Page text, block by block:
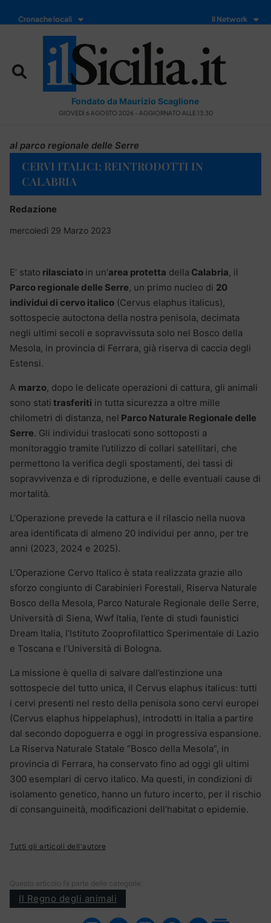
Cronache locali Il Network
Fondato da Maurizio Scaglione
GIOVEDÌ 6 AGOSTO 2026 - AGGIORNATO ALLE 13:30
al parco regionale delle Serre
CERVI ITALICI: REINTRODOTTI IN
CALABRIA
Redazione
mercoledì 29 Marzo 2023
E’ stato rilasciato in un’area protetta della Calabria, il
Parco regionale delle Serre, un primo nucleo di 20
individui di cervo italico (Cervus elaphus italicus),
sottospecie autoctona della nostra penisola, decimata
negli ultimi secoli e sopravvissuta solo nel Bosco della
Mesola, in provincia di Ferrara, già riserva di caccia degli
Estensi.
A marzo, dopo le delicate operazioni di cattura, gli animali
sono stati trasferiti in tutta sicurezza a oltre mille
chilometri di distanza, nel Parco Naturale Regionale delle
Serre. Gli individui traslocati sono sottoposti a
monitoraggio tramite l’utilizzo di collari satellitari, che
permettono la verifica degli spostamenti, dei tassi di
sopravvivenza e di riproduzione, e delle eventuali cause di
mortalità.
L’Operazione prevede la cattura e il rilascio nella nuova
area identificata di almeno 20 individui per anno, per tre
anni (2023, 2024 e 2025).
L’Operazione Cervo Italico è stata realizzata grazie allo
sforzo congiunto di Carabinieri Forestali, Riserva Naturale
Bosco della Mesola, Parco Naturale Regionale delle Serre,
Università di Siena, Wwf Italia, l’ente di studi faunistici
Dream Italia, l’Istituto Zooprofilattico Sperimentale di Lazio
e Toscana e l’Università di Bologna.
La missione è quella di salvare dall’estinzione una
sottospecie del tutto unica, il Cervus elaphus italicus: tutti
i cervi presenti nel resto della penisola sono cervi europei
(Cervus elaphus hippelaphus), introdotti in Italia a partire
dal secondo dopoguerra e oggi in progressiva espansione.
La Riserva Naturale Statale “Bosco della Mesola”, in
provincia di Ferrara, ha conservato fino ad oggi gli ultimi
300 esemplari di cervo italico. Ma questi, in condizioni di
isolamento genetico, hanno un futuro incerto, per il rischio
di consanguineità, modificazioni dell’habitat o epidemie.
Tutti gli articoli dell'autore
Questo articolo fa parte delle categorie:
Il Regno degli animali